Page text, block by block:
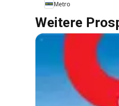
Metro
Weitere